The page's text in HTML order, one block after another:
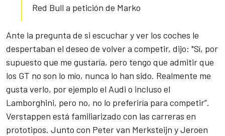
Red Bull a petición de Marko
Ante la pregunta de si escuchar y ver los coches le
despertaban el deseo de volver a competir, dijo: "Sí, por
supuesto que me gustaría, pero tengo que admitir que
los GT no son lo mío, nunca lo han sido. Realmente me
gusta verlo, por ejemplo el Audi o incluso el
Lamborghini, pero no, no lo preferiría para competir”.
Verstappen está familiarizado con las carreras en
prototipos. Junto con Peter van Merksteijn y Jeroen